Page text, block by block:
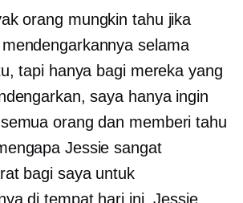
orang mungkin tahu jika
selama
tapi hanya bagi mereka yang
saya hanya ingin
orang dan memberi tahu
Jessie sangat
bagi saya untuk
di tempat hari ini. Jessie